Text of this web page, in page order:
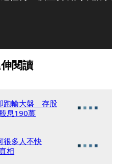
閱讀
跑輸大盤 存股
息190萬
很多人不快
相